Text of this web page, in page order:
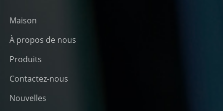
Maison
À propos de nous
Produits
Contactez-nous
Nouvelles